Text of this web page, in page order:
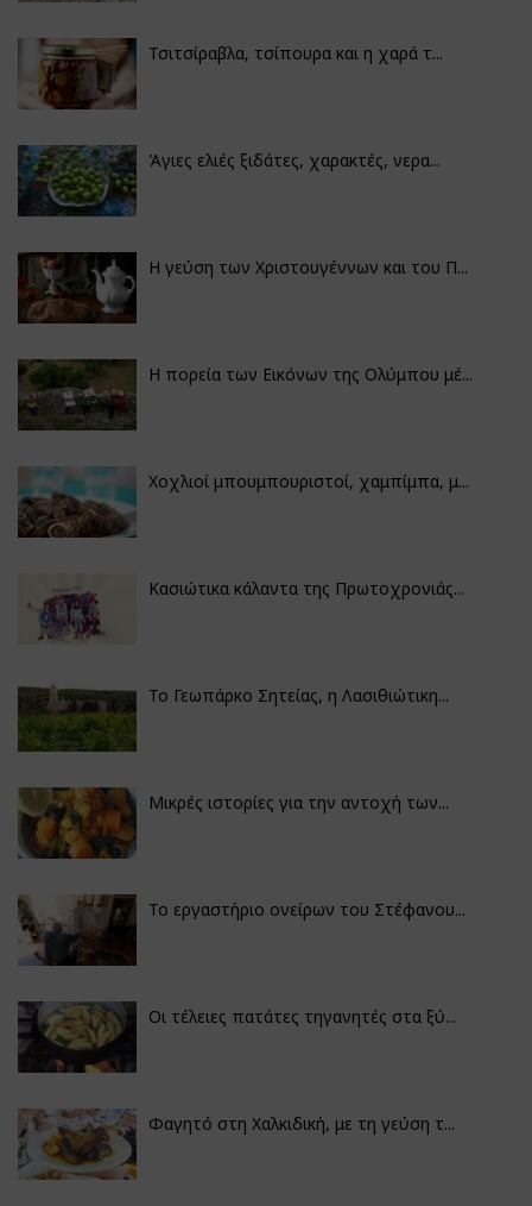
Τσιτσίραβλα, τσίπουρα και η χαρά τ...
Άγιες ελιές ξιδάτες, χαρακτές, νερα...
Η γεύση των Χριστουγέννων και του Π...
Η πορεία των Εικόνων της Ολύμπου μέ...
Χοχλιοί μπουμπουριστοί, χαμπίμπα, μ...
Κασιώτικα κάλαντα της Πρωτοχρονιάς...
Το Γεωπάρκο Σητείας, η Λασιθιώτικη...
Μικρές ιστορίες για την αντοχή των...
Το εργαστήριο ονείρων του Στέφανου...
Οι τέλειες πατάτες τηγανητές στα ξύ...
Φαγητό στη Χαλκιδική, με τη γεύση τ...